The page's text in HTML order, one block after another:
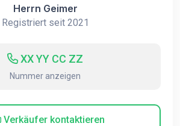
Herrn Geimer
Registriert seit 2021
XX YY CC ZZ
Nummer anzeigen
Verkäufer kontaktieren